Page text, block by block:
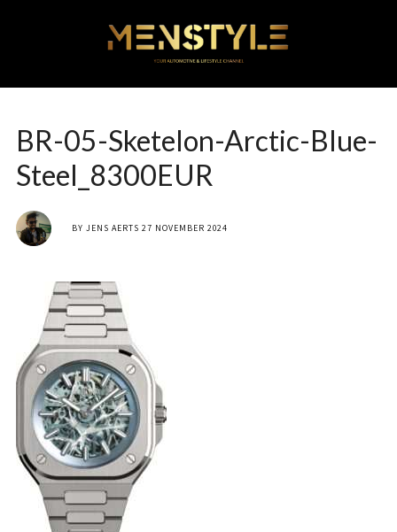
BR-05-Sketelon-Arctic-Blue-
Steel_8300EUR
BY JENS AERTS 27 NOVEMBER 2024